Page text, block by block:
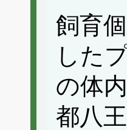
飼育
した
の体
都八